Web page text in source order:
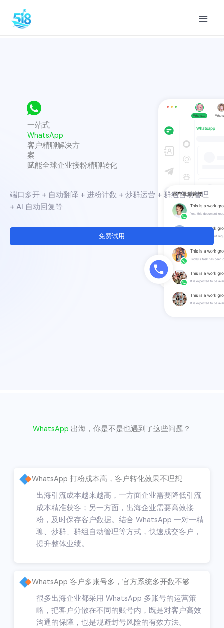
一站式
WhatsApp
客户精聊解决方
案
赋能全球企业接粉精聊转化
端口多开 + 自动翻译 + 进粉计数 + 炒群运营 + 群组自动管理
+ AI 自动回复等
免费试用
WhatsApp 出海，你是不是也遇到了这些问题？
WhatsApp 打粉成本高，客户转化效果不理想
出海引流成本越来越高，一方面企业需要降低引流
成本精准获客；另一方面，出海企业需要高效接
粉，及时保存客户数据。结合 WhatsApp 一对一精
聊、炒群、群组自动管理等方式，快速成交客户，
提升整体业绩。
WhatsApp 客户多账号多，官方系统多开数不够
很多出海企业都采用 WhatsApp 多账号的运营策
略，把客户分散在不同的账号内，既是对客户高效
沟通的保障，也是规避封号风险的有效方法。